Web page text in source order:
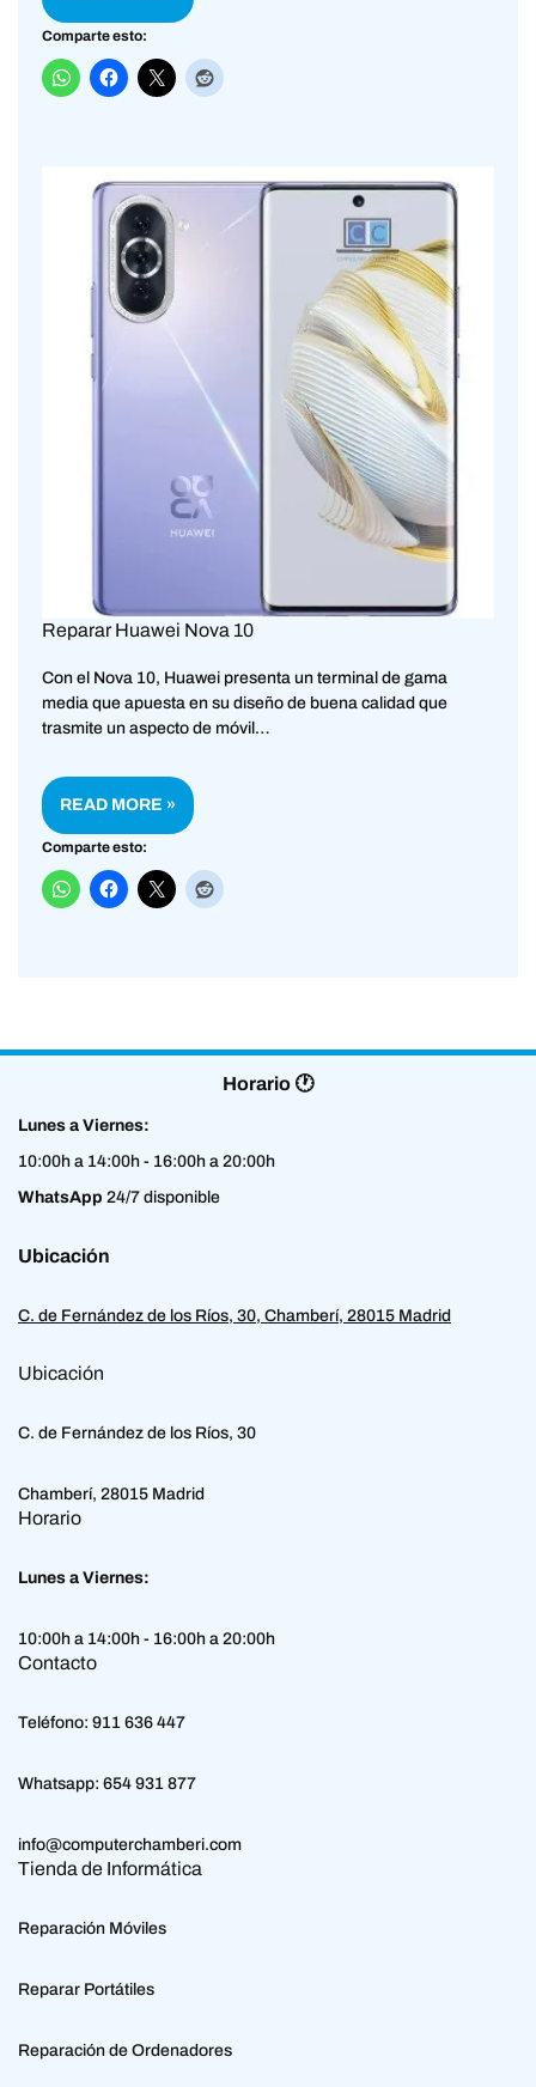
Comparte esto:
Reparar Huawei Nova 10
Con el Nova 10, Huawei presenta un terminal de gama
media que apuesta en su diseño de buena calidad que
trasmite un aspecto de móvil…
READ MORE »
Comparte esto:
Horario 🕐
Lunes a Viernes:
10:00h a 14:00h - 16:00h a 20:00h
WhatsApp 24/7 disponible
Ubicación
C. de Fernández de los Ríos, 30, Chamberí, 28015 Madrid
Ubicación
C. de Fernández de los Ríos, 30
Chamberí, 28015 Madrid
Horario
Lunes a Viernes:
10:00h a 14:00h - 16:00h a 20:00h
Contacto
Teléfono: 911 636 447
Whatsapp: 654 931 877
info@computerchamberi.com
Tienda de Informática
Reparación Móviles
Reparar Portátiles
Reparación de Ordenadores